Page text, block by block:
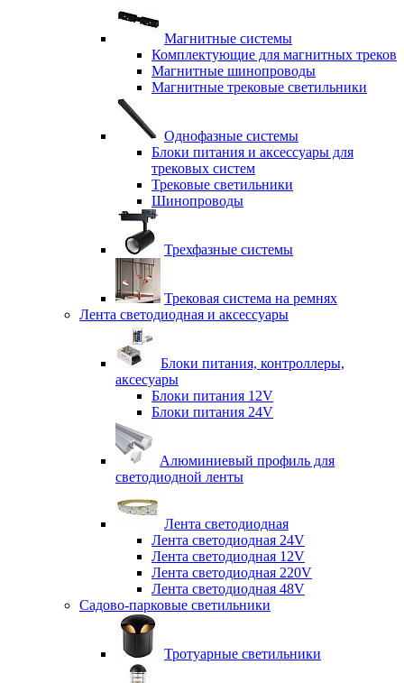
Магнитные системы
Комплектующие для магнитных треков
Магнитные шинопроводы
Магнитные трековые светильники
Однофазные системы
Блоки питания и аксессуары для
трековых систем
Трековые светильники
Шинопроводы
Трехфазные системы
Трековая система на ремнях
Лента светодиодная и аксессуары
Блоки питания, контроллеры,
аксесуары
Блоки питания 12V
Блоки питания 24V
Алюминиевый профиль для
светодиодной ленты
Лента светодиодная
Лента светодиодная 24V
Лента светодиодная 12V
Лента светодиодная 220V
Лента светодиодная 48V
Садово-парковые светильники
Тротуарные светильники